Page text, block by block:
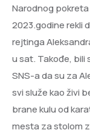
Narodnog
2023.godine rekli
rejtinga
u sat. Takođe, bili
SNS-a da su za
svi služe kao živi
brane kulu od
mesta za stolom